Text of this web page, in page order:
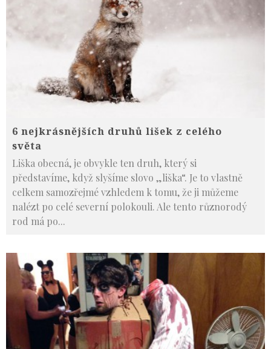
6 nejkrásnějších druhů lišek z celého
světa
Liška obecná, je obvykle ten druh, který si
představíme, když slyšíme slovo „liška“. Je to vlastně
celkem samozřejmé vzhledem k tomu, že ji můžeme
nalézt po celé severní polokouli. Ale tento různorodý
rod má po...